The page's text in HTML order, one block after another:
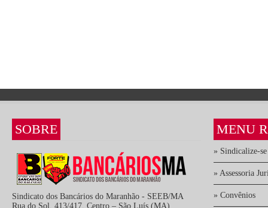
SOBRE
Sindicato dos Bancários do Maranhão - SEEB/MA
Rua do Sol, 413/417, Centro – São Luís (MA)
MENU
» Sindicalize-se
» Assessoria
» Convênios